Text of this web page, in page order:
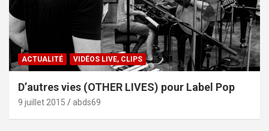
ACTUALITÉ VIDÉOS LIVE, CLIPS
D’autres vies (OTHER LIVES) pour Label Pop
9 juillet 2015 abds69